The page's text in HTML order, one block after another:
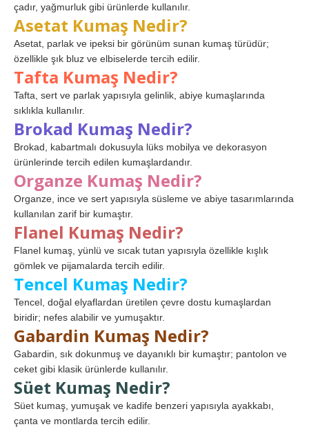
çadır, yağmurluk gibi ürünlerde kullanılır.
Asetat Kumaş Nedir?
Asetat, parlak ve ipeksi bir görünüm sunan kumaş türüdür;
özellikle şık bluz ve elbiselerde tercih edilir.
Tafta Kumaş Nedir?
Tafta, sert ve parlak yapısıyla gelinlik, abiye kumaşlarında
sıklıkla kullanılır.
Brokad Kumaş Nedir?
Brokad, kabartmalı dokusuyla lüks mobilya ve dekorasyon
ürünlerinde tercih edilen kumaşlardandır.
Organze Kumaş Nedir?
Organze, ince ve sert yapısıyla süsleme ve abiye tasarımlarında
kullanılan zarif bir kumaştır.
Flanel Kumaş Nedir?
Flanel kumaş, yünlü ve sıcak tutan yapısıyla özellikle kışlık
gömlek ve pijamalarda tercih edilir.
Tencel Kumaş Nedir?
Tencel, doğal elyaflardan üretilen çevre dostu kumaşlardan
biridir; nefes alabilir ve yumuşaktır.
Gabardin Kumaş Nedir?
Gabardin, sık dokunmuş ve dayanıklı bir kumaştır; pantolon ve
ceket gibi klasik ürünlerde kullanılır.
Süet Kumaş Nedir?
Süet kumaş, yumuşak ve kadife benzeri yapısıyla ayakkabı,
çanta ve montlarda tercih edilir.